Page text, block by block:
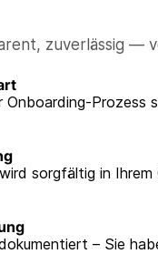
zuverlässig —
Prozess
sorgfältig in
– Sie